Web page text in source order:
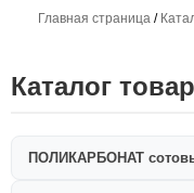
Главная страница /
Каталог
ПОЛИКАРБОНАТ